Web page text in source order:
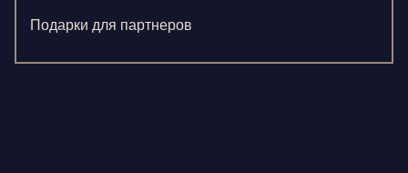
Ненажный А.
Олонцев О.
Подарки для партнеров